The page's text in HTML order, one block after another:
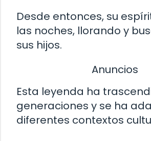
Desde entonces, su
las noches, llorando y
sus hijos.
Anuncios
Esta leyenda ha
generaciones y se ha
diferentes contextos